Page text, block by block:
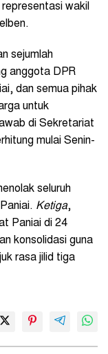
wakil
sejumlah
anggota DPR
dan semua pihak
untuk
di Sekretariat
mulai Senin-
seluruh
Ketiga,
Paniai di 24
konsolidasi guna
rasa jilid tiga